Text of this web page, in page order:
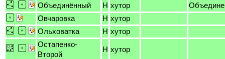
Объединённый
H хутор
Овчаровка
H хутор
Ольховатка
H хутор
Остапенко-
Второй
H хутор